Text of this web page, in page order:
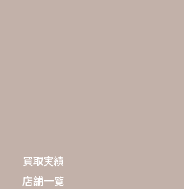
買取実績
店舗一覧